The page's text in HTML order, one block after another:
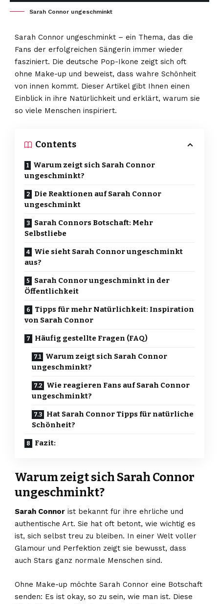
Sarah Connor ungeschminkt
Sarah Connor ungeschminkt – ein Thema, das die
Fans der erfolgreichen Sängerin immer wieder
fasziniert. Die deutsche Pop-Ikone zeigt sich oft
ohne Make-up und beweist, dass wahre Schönheit
von innen kommt. Dieser Artikel gibt Ihnen einen
Einblick in ihre Natürlichkeit und erklärt, warum sie
so viele Menschen inspiriert.
Contents
Warum zeigt sich Sarah Connor
ungeschminkt?
Die Reaktionen auf Sarah Connor
ungeschminkt
Sarah Connors Botschaft: Mehr
Selbstliebe
Wie sieht Sarah Connor ungeschminkt
aus?
Sarah Connor ungeschminkt in der
Öffentlichkeit
Tipps für mehr Natürlichkeit: Inspiration
von Sarah Connor
Häufig gestellte Fragen (FAQ)
Warum zeigt sich Sarah Connor
ungeschminkt?
Wie reagieren Fans auf Sarah Connor
ungeschminkt?
Hat Sarah Connor Tipps für natürliche
Schönheit?
Fazit:
Warum zeigt sich Sarah Connor
ungeschminkt?
Sarah Connor ist bekannt für ihre ehrliche und
authentische Art. Sie hat oft betont, wie wichtig es
ist, sich selbst treu zu bleiben. In einer Welt voller
Glamour und Perfektion zeigt sie bewusst, dass
auch Stars ganz normale Menschen sind.
Ohne Make-up möchte Sarah Connor eine Botschaft
senden: Es ist okay, so zu sein, wie man ist. Diese